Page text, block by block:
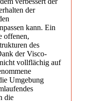
der
kann. Ein
offenen,
des
der Visco-
vollflächig auf
Umgebung
die